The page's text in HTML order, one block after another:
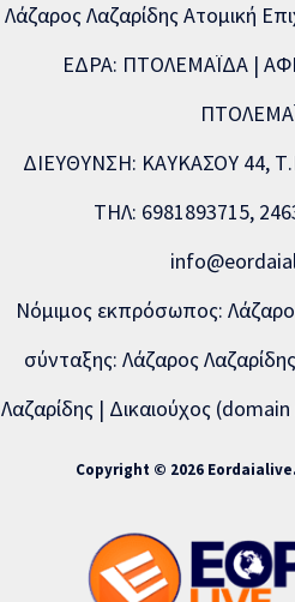
Λάζαρος Λαζαρίδης Ατομική
ΕΔΡΑ: ΠΤΟΛΕΜΑΪΔΑ |
ΔΙΕΥΘΥΝΣΗ: ΚΑΥΚΑΣΟΥ 44,
ΤΗΛ: 6981893715,
Νόμιμος εκπρόσωπος:
σύνταξης: Λάζαρος
Λαζαρίδης | Δικαιούχος
Copyright © 2026